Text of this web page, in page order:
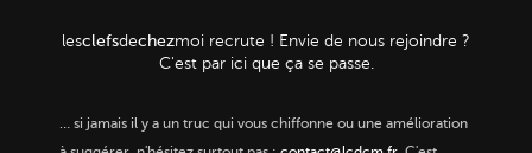
lesclefsdechezmoi recrute ! Envie de nous rejoindre ?
C'est par ici que ça se passe.
… si jamais il y a un truc qui vous chiffonne ou une amélioration